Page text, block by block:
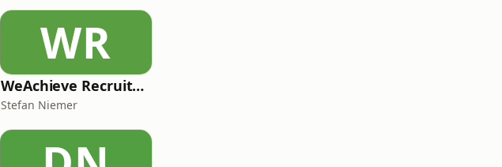
WR
WeAchieve Recruitment Marketing Podcast
Stefan Niemer